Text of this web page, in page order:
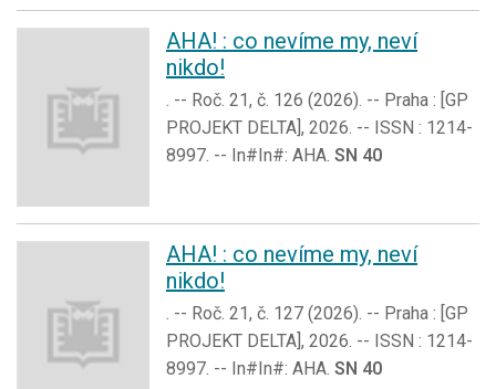
AHA! : co nevíme my, neví
nikdo!
. -- Roč. 21, č. 126 (2026). -- Praha : [GP
PROJEKT DELTA], 2026. -- ISSN : 1214-
8997. -- In#In#: AHA. SN 40
AHA! : co nevíme my, neví
nikdo!
. -- Roč. 21, č. 127 (2026). -- Praha : [GP
PROJEKT DELTA], 2026. -- ISSN : 1214-
8997. -- In#In#: AHA. SN 40